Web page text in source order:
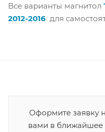
Все варианты магнитол
2012-2016 для
Оформите заявку
вами в ближайшее